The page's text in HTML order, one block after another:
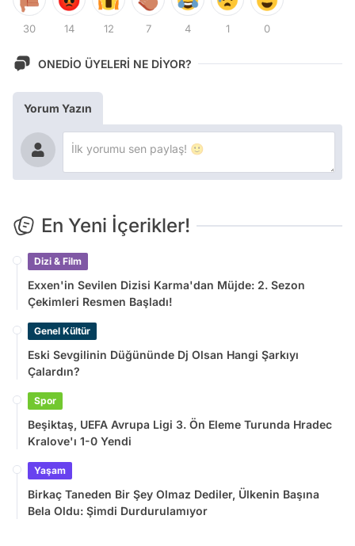
30 14 12 7 4 1 0
ONEDİO ÜYELERİ NE DİYOR?
Yorum Yazın
En Yeni İçerikler!
Dizi & Film
Exxen'in Sevilen Dizisi Karma'dan Müjde: 2. Sezon
Çekimleri Resmen Başladı!
Genel Kültür
Eski Sevgilinin Düğününde Dj Olsan Hangi Şarkıyı
Çalardın?
Spor
Beşiktaş, UEFA Avrupa Ligi 3. Ön Eleme Turunda Hradec
Kralove'ı 1-0 Yendi
Yaşam
Birkaç Taneden Bir Şey Olmaz Dediler, Ülkenin Başına
Bela Oldu: Şimdi Durdurulamıyor